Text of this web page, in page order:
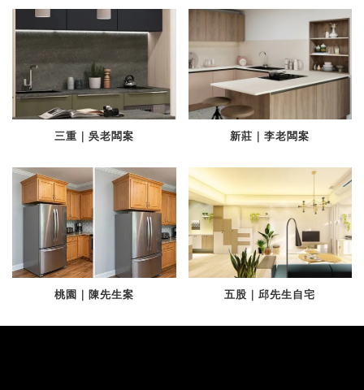
三重｜吳老闆案 新莊｜李老闆案
桃園｜陳先生案 五股｜邱先生自宅